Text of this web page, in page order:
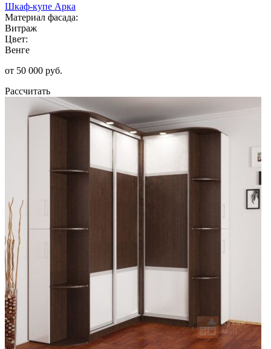
Шкаф-купе Арка
Материал фасада:
Витраж
Цвет:
Венге
от 50 000 руб.
Рассчитать